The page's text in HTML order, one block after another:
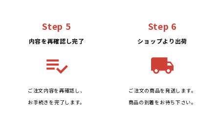
Step 5
内容を再確認し完了
playlist_add_check
ご注文内容を再確認し、
お手続きを完了します。
Step 6
ショップより出荷
local_shipping
ご注文の商品を発送します。
商品の到着をお待ち下さい。